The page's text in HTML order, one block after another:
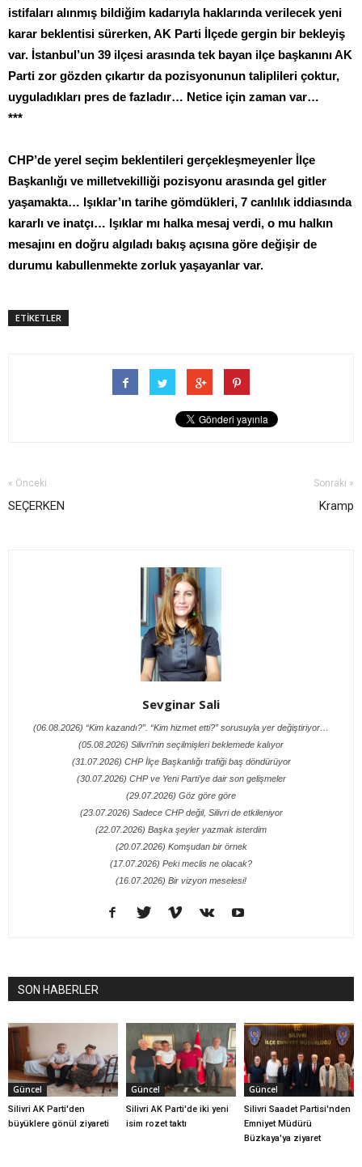
istifaları alınmış bildiğim kadarıyla haklarında verilecek yeni
karar beklentisi sürerken, AK Parti İlçede gergin bir bekleyiş
var. İstanbul’un 39 ilçesi arasında tek bayan ilçe başkanını AK
Parti zor gözden çıkartır da pozisyonunun taliplileri çoktur,
uyguladıkları pres de fazladır… Netice için zaman var…
***
CHP’de yerel seçim beklentileri gerçekleşmeyenler İlçe
Başkanlığı ve milletvekilliği pozisyonu arasında gel gitler
yaşamakta… Işıklar’ın tarihe gömdükleri, 7 canlılık iddiasında
kararlı ve inatçı… Işıklar mı halka mesaj verdi, o mu halkın
mesajını en doğru algıladı bakış açısına göre değişir de
durumu kabullenmekte zorluk yaşayanlar var.
ETİKETLER
« Önceki
SEÇERKEN
Sonraki »
Kramp
Sevginar Sali
(06.08.2026) “Kim kazandı?”. “Kim hizmet etti?” sorusuyla yer değiştiriyor…
(05.08.2026) Silivri’nin seçilmişleri beklemede kalıyor
(31.07.2026) CHP İlçe Başkanlığı trafiği baş döndürüyor
(30.07.2026) CHP ve Yeni Parti’ye dair son gelişmeler
(29.07.2026) Göz göre göre
(23.07.2026) Sadece CHP değil, Silivri de etkileniyor
(22.07.2026) Başka şeyler yazmak isterdim
(20.07.2026) Komşudan bir örnek
(17.07.2026) Peki meclis ne olacak?
(16.07.2026) Bir vizyon meselesi!
SON HABERLER
Güncel
Silivri AK Parti'den
büyüklere gönül ziyareti
Güncel
Silivri AK Parti'de iki yeni
isim rozet taktı
Güncel
Silivri Saadet Partisi'nden
Emniyet Müdürü
Büzkaya'ya ziyaret